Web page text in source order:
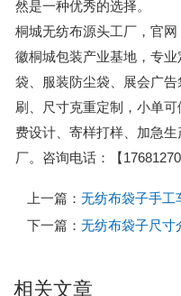
然是一种优秀的选择。
桐城无纺布源头工厂，官
徽桐城包装产业基地，专
袋、服装防尘袋、展会广
刷、尺寸克重定制，小单
费设计、寄样打样、加急
厂。咨询电话：【
上一篇： 无纺布袋子手工
下一篇： 无纺布袋子尺寸
相关文章